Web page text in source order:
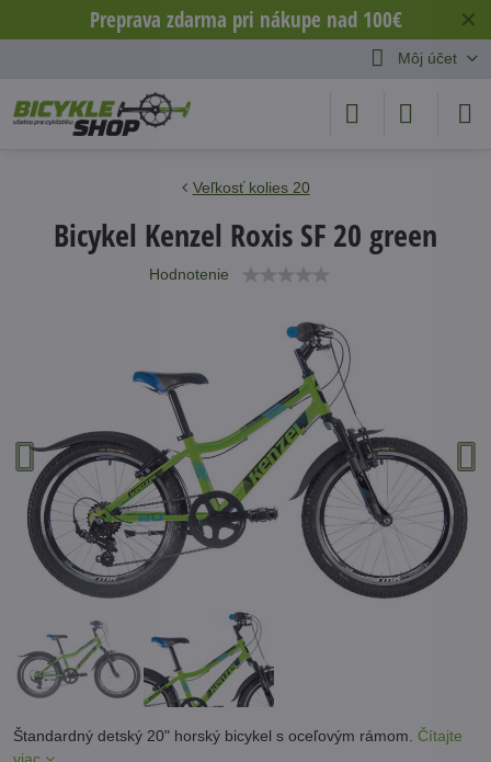
✕
Preprava zdarma pri nákupe nad 100€
Môj účet
Veľkosť kolies 20
Bicykel Kenzel Roxis SF 20 green
Hodnotenie
Štandardný detský 20" horský bicykel s oceľovým rámom. Čítajte